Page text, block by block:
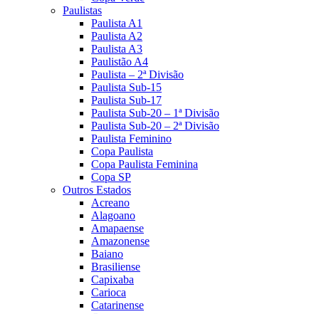
Paulistas
Paulista A1
Paulista A2
Paulista A3
Paulistão A4
Paulista – 2ª Divisão
Paulista Sub-15
Paulista Sub-17
Paulista Sub-20 – 1ª Divisão
Paulista Sub-20 – 2ª Divisão
Paulista Feminino
Copa Paulista
Copa Paulista Feminina
Copa SP
Outros Estados
Acreano
Alagoano
Amapaense
Amazonense
Baiano
Brasiliense
Capixaba
Carioca
Catarinense